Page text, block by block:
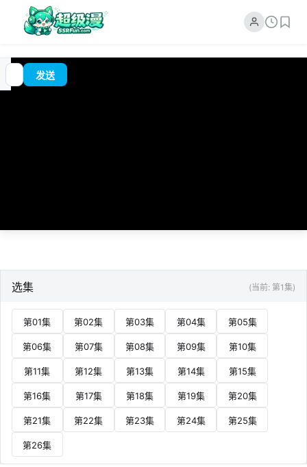
00:00
追
番
?发送
选集 (当前: 第1集)
第01集 第02集 第03集 第04集 第05集
第06集 第07集 第08集 第09集 第10集
第11集 第12集 第13集 第14集 第15集
第16集 第17集 第18集 第19集 第20集
第21集 第22集 第23集 第24集 第25集
第26集